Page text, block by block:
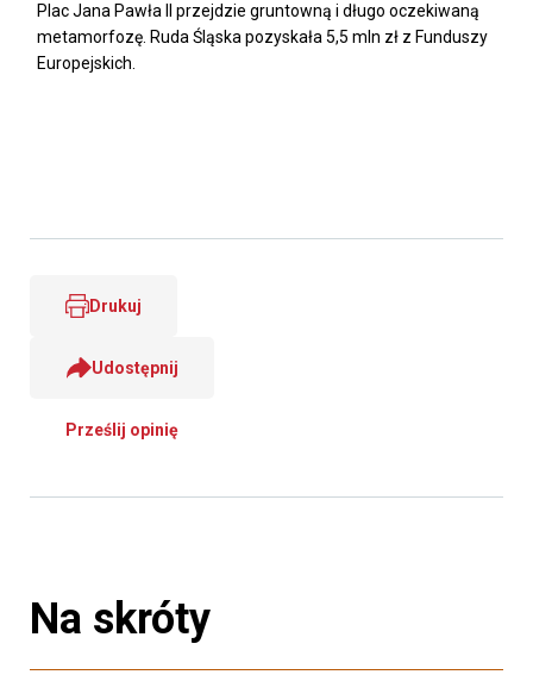
Plac Jana Pawła II przejdzie gruntowną i długo oczekiwaną
metamorfozę. Ruda Śląska pozyskała 5,5 mln zł z Funduszy
Europejskich.
Drukuj
Udostępnij
Prześlij opinię
Na skróty